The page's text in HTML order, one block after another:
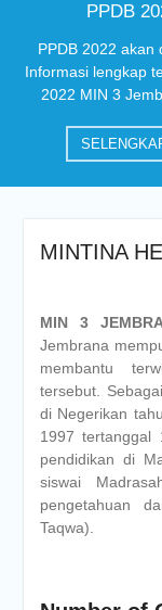
PPDB
PPDB 2022 akan
Informasi lengkap
2022 MIN 3
MINTINA
MIN 3
Jembrana
membantu
tersebut.
di Negerikan
1997 tertanggal
pendidikan di
siswai
pengetahuan
Taqwa).